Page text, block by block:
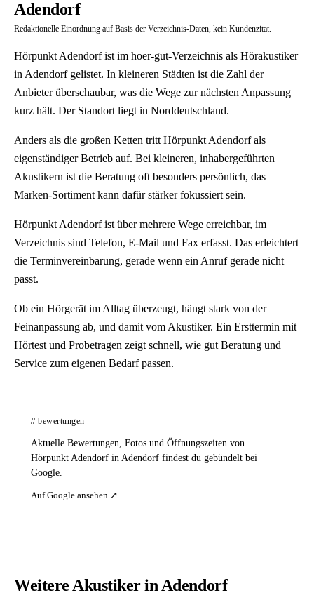
Adendorf
Redaktionelle Einordnung auf Basis der Verzeichnis-Daten, kein Kundenzitat.
Hörpunkt Adendorf ist im hoer-gut-Verzeichnis als Hörakustiker
in Adendorf gelistet. In kleineren Städten ist die Zahl der
Anbieter überschaubar, was die Wege zur nächsten Anpassung
kurz hält. Der Standort liegt in Norddeutschland.
Anders als die großen Ketten tritt Hörpunkt Adendorf als
eigenständiger Betrieb auf. Bei kleineren, inhabergeführten
Akustikern ist die Beratung oft besonders persönlich, das
Marken-Sortiment kann dafür stärker fokussiert sein.
Hörpunkt Adendorf ist über mehrere Wege erreichbar, im
Verzeichnis sind Telefon, E-Mail und Fax erfasst. Das erleichtert
die Terminvereinbarung, gerade wenn ein Anruf gerade nicht
passt.
Ob ein Hörgerät im Alltag überzeugt, hängt stark von der
Feinanpassung ab, und damit vom Akustiker. Ein Ersttermin mit
Hörtest und Probetragen zeigt schnell, wie gut Beratung und
Service zum eigenen Bedarf passen.
// bewertungen
Aktuelle Bewertungen, Fotos und Öffnungszeiten von
Hörpunkt Adendorf in Adendorf findest du gebündelt bei
Google.
Auf Google ansehen ↗
Weitere Akustiker in Adendorf